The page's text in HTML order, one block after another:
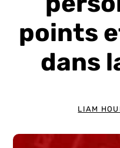
points
dans
LIAM